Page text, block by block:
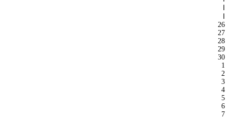
ا
ا
26
27
28
29
30
1
2
3
4
5
6
7